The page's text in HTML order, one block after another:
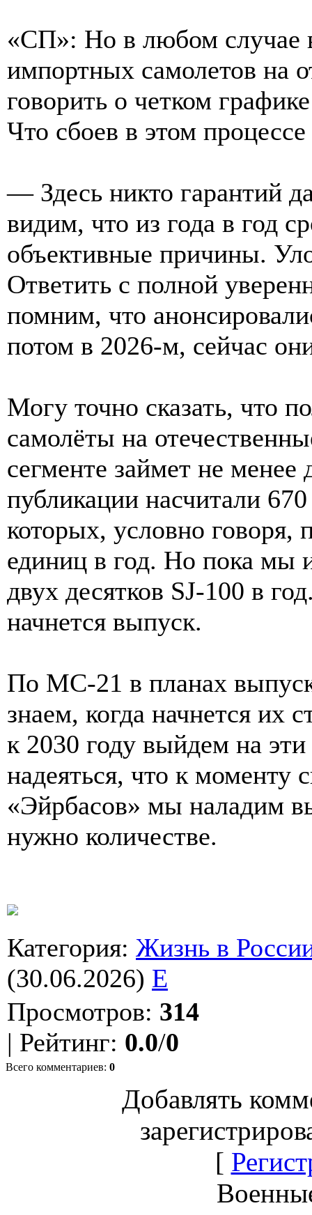
«СП»: Но в любом случае
импортных самолетов на
говорить о четком
Что сбоев в этом
— Здесь никто гарантий
видим, что из года в год
объективные причины.
Ответить с полной
помним, что
потом в 2026-м, сейчас
Могу точно сказать, что
самолёты на
сегменте займет не
публикации насчитали
которых, условно говоря,
единиц в год. Но пока мы
двух десятков SJ-100 в
начнется выпуск.
По МС-21 в планах
знаем, когда начнется их
к 2030 году выйдем на
надеяться, что к моменту
«Эйрбасов» мы наладим
нужно количестве.
Категория: Жизнь в
(30.06.2026) E
Просмотров: 314
| Рейтинг: 0.0/0
Всего комментариев: 0
Добавлять
[